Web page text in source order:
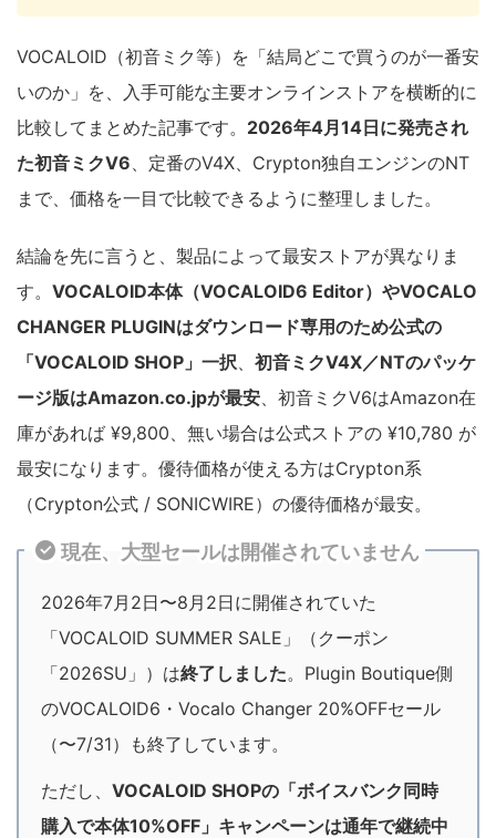
VOCALOID（初音ミク等）を「結局どこで買うのが一番安
いのか」を、入手可能な主要オンラインストアを横断的に
比較してまとめた記事です。 2026年4月14日に発売され
た初音ミクV6 、定番のV4X、Crypton独自エンジンのNT
まで、価格を一目で比較できるように整理しました。
結論を先に言うと、製品によって最安ストアが異なりま
す。 VOCALOID本体（VOCALOID6 Editor）やVOCALO
CHANGER PLUGINはダウンロード専用のため公式の
「VOCALOID SHOP」一択
初音ミクV4X／NTのパッケ
ージ版はAmazon.co.jpが最安 、初音ミクV6はAmazon在
庫があれば ¥9,800、無い場合は公式ストアの ¥10,780 が
最安になります。優待価格が使える方はCrypton系
（Crypton公式 / SONICWIRE）の優待価格が最安。
現在、大型セールは開催されていません
2026年7月2日〜8月2日に開催されていた
「VOCALOID SUMMER SALE」（クーポン
「2026SU」）は終了しました。Plugin Boutique側
のVOCALOID6・Vocalo Changer 20%OFFセール
（〜7/31）も終了しています。
ただし、 VOCALOID SHOPの「ボイスバンク同時
購入で本体10%OFF」キャンペーンは通年で継続中